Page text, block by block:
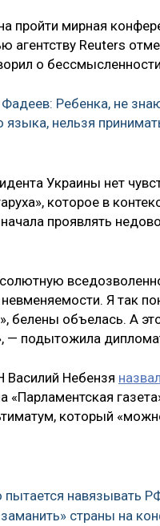
пройти мирная
агентству Reuters
о
Фадеев: Ребенка, не
языка, нельзя
Украины нет
которое в
проявлять
Я так
белены объелась. А
— подытожила
Василий Небензя
«Парламентская
который
пытается навязывать
страны на